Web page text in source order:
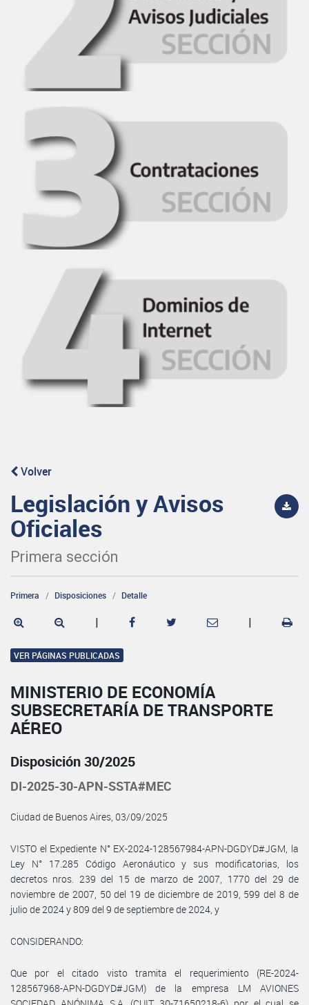
Volver
Legislación y Avisos
Oficiales
Primera sección
Primera Disposiciones Detalle
| |
VER PÁGINAS PUBLICADAS
MINISTERIO DE ECONOMÍA
SUBSECRETARÍA DE TRANSPORTE
AÉREO
Disposición 30/2025
DI-2025-30-APN-SSTA#MEC
Ciudad de Buenos Aires, 03/09/2025
VISTO el Expediente N° EX-2024-128567984-APN-DGDYD#JGM, la
Ley N° 17.285 Código Aeronáutico y sus modificatorias, los
decretos nros. 239 del 15 de marzo de 2007, 1770 del 29 de
noviembre de 2007, 50 del 19 de diciembre de 2019, 599 del 8 de
julio de 2024 y 809 del 9 de septiembre de 2024, y
CONSIDERANDO:
Que por el citado visto tramita el requerimiento (RE-2024-
128567968-APN-DGDYD#JGM) de la empresa LM AVIONES